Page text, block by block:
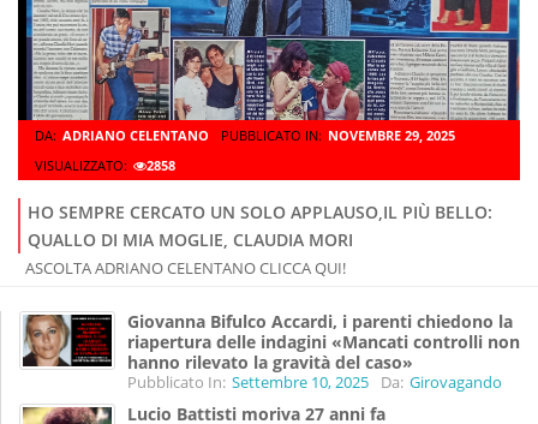
DA: ADRIANO CELENTANO PUBBLICATO IN: NOVEMBRE 29, 2025
VISUALIZZATO:
2858
HO SEMPRE CERCATO UN SOLO APPLAUSO,IL PIÙ BELLO:
QUALLO DI MIA MOGLIE, CLAUDIA MORI
ASCOLTA ADRIANO CELENTANO CLICCA QUI!
Giovanna Bifulco Accardi, i parenti chiedono la
riapertura delle indagini «Mancati controlli non
hanno rilevato la gravità del caso»
Pubblicato In: Settembre 10, 2025 Da: Girovagando
Lucio Battisti moriva 27 anni fa